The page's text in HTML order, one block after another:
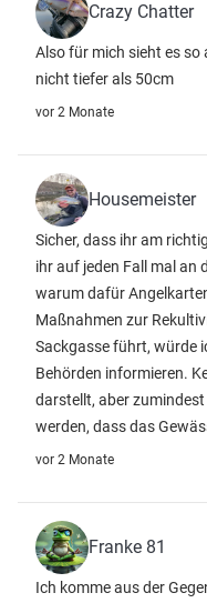
Crazy Chatter
Also für mich sieht es so
nicht tiefer als 50cm
vor 2 Monate
Housemeister
Sicher, dass ihr am
ihr auf jeden Fall mal an
warum dafür
Maßnahmen zur
Sackgasse führt, würde
Behörden informieren.
darstellt, aber
werden, dass das
vor 2 Monate
Franke 81
Ich komme aus der